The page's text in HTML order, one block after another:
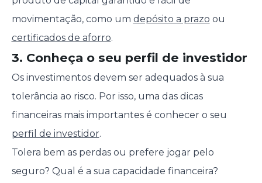
movimentação, como um depósito a prazo ou
certificados de aforro.
3. Conheça o seu perfil de investidor
Os investimentos devem ser adequados à sua
tolerância ao risco. Por isso, uma das dicas
financeiras mais importantes é conhecer o seu
perfil de investidor.
Tolera bem as perdas ou prefere jogar pelo
seguro? Qual é a sua capacidade financeira?